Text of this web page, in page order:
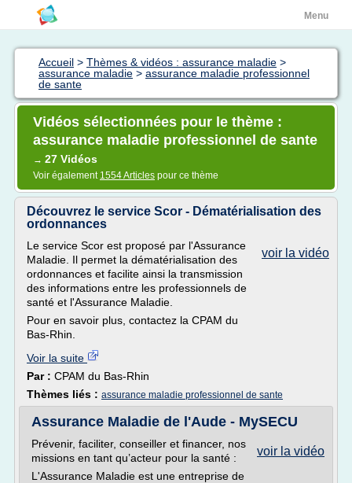
Menu
Accueil > Thèmes & vidéos : assurance maladie >
assurance maladie > assurance maladie professionnel
de sante
Vidéos sélectionnées pour le thème :
assurance maladie professionnel de sante
→ 27 Vidéos
Voir également 1554 Articles pour ce thème
Découvrez le service Scor - Dématérialisation des
ordonnances
voir la vidéo
Le service Scor est proposé par l'Assurance
Maladie. Il permet la dématérialisation des
ordonnances et facilite ainsi la transmission
des informations entre les professionnels de
santé et l'Assurance Maladie.
Pour en savoir plus, contactez la CPAM du
Bas-Rhin.
Voir la suite
Par : CPAM du Bas-Rhin
Thèmes liés : assurance maladie professionnel de sante
Assurance Maladie de l'Aude - MySECU
voir la vidéo
Prévenir, faciliter, conseiller et financer, nos
missions en tant qu’acteur pour la santé :
L'Assurance Maladie est une entreprise de